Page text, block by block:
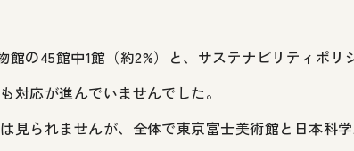
館の45館中1館（約2%）と、サステナビリティポ
対応が進んでいませんでした。
見られませんが、全体で東京富士美術館と日本科